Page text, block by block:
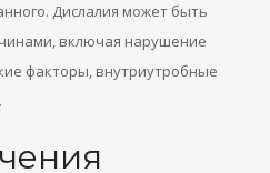
Дислалия может быть
включая нарушение
факторы, внутриутробные